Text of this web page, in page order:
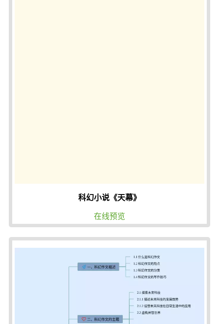
科幻小说《天幕》
在线预览